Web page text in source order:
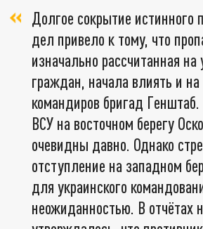
Долгое сокрытие истинного
дел привело к тому, что
изначально рассчитанная на
граждан, начала влиять и
командиров бригад
ВСУ на восточном берегу
очевидны давно. Однако
отступление на западном
для украинского
неожиданностью. В отчётах